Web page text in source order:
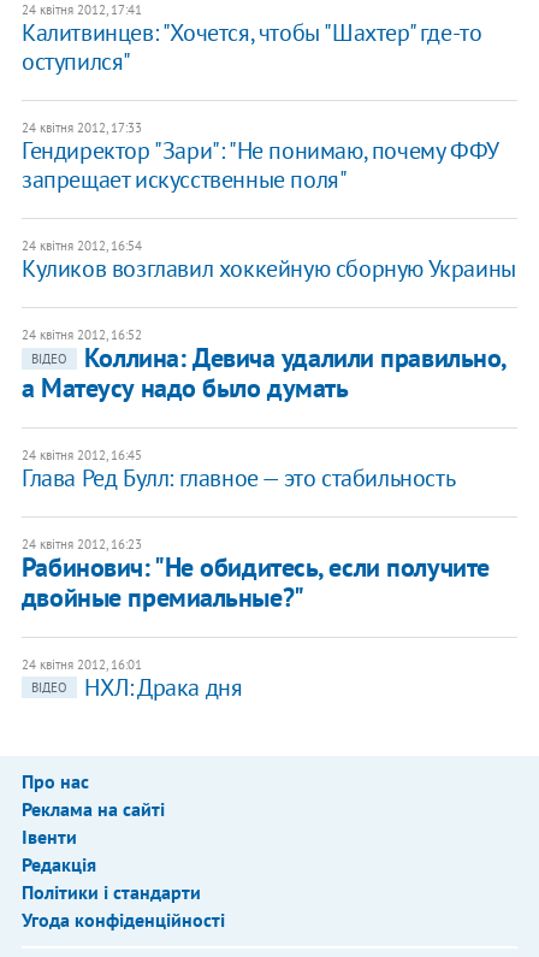
24 квітня 2012, 17:41
Калитвинцев: "Хочется, чтобы "Шахтер" где-то
оступился"
24 квітня 2012, 17:33
Гендиректор "Зари": "Не понимаю, почему ФФУ
запрещает искусственные поля"
24 квітня 2012, 16:54
Куликов возглавил хоккейную сборную Украины
24 квітня 2012, 16:52
ВІДЕО
Коллина: Девича удалили правильно,
а Матеусу надо было думать
24 квітня 2012, 16:45
Глава Ред Булл: главное — это стабильность
24 квітня 2012, 16:23
​Рабинович: "Не обидитесь, если получите
двойные премиальные?"
24 квітня 2012, 16:01
ВІДЕО
НХЛ: Драка дня
Про нас
Реклама на сайті
Івенти
Редакція
Політики і стандарти
Угода конфіденційності